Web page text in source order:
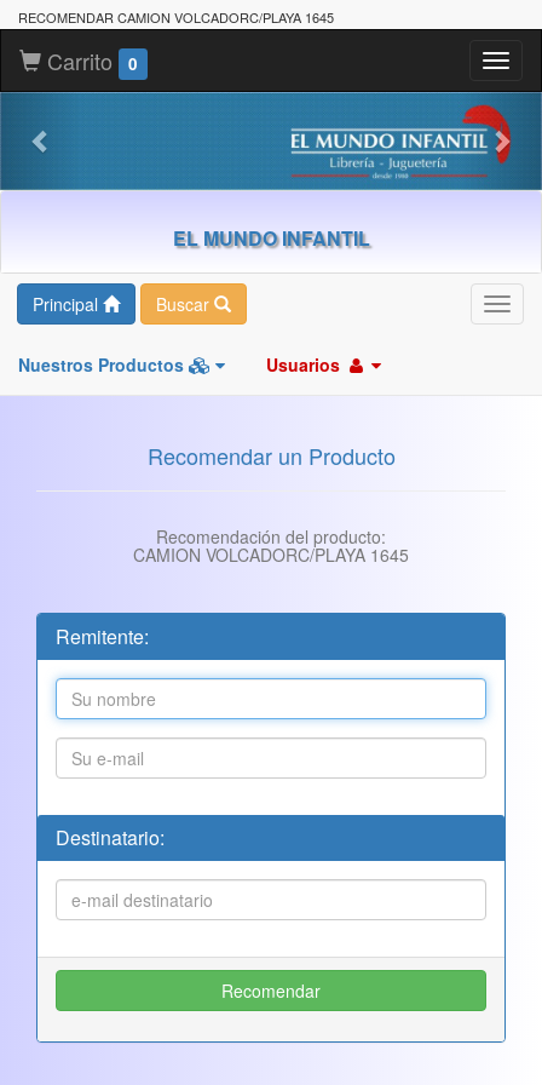
RECOMENDAR CAMION VOLCADORC/PLAYA 1645
Carrito 0
EL MUNDO INFANTIL
Principal Buscar
Nuestros Productos Usuarios
Recomendar un Producto
Recomendación del producto:
CAMION VOLCADORC/PLAYA 1645
Remitente:
Destinatario: